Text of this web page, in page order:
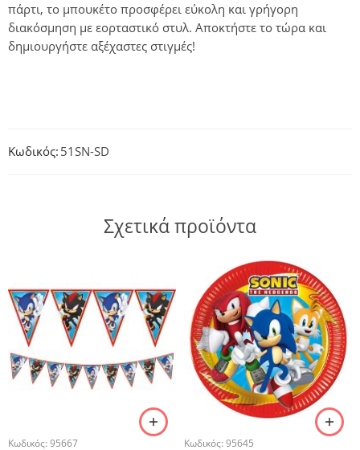
πάρτι, το μπουκέτο προσφέρει εύκολη και γρήγορη
διακόσμηση με εορταστικό στυλ. Αποκτήστε το τώρα και
δημιουργήστε αξέχαστες στιγμές!
Κωδικός: 51SΝ-SD
Σχετικά προϊόντα
Κωδικός: 95667 Κωδικός: 95645